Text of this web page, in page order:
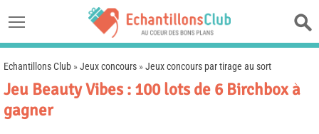
Echantillons Club »Jeux concours »Jeux concours par tirage au sort
Jeu Beauty Vibes : 100 lots de 6 Birchbox à
gagner